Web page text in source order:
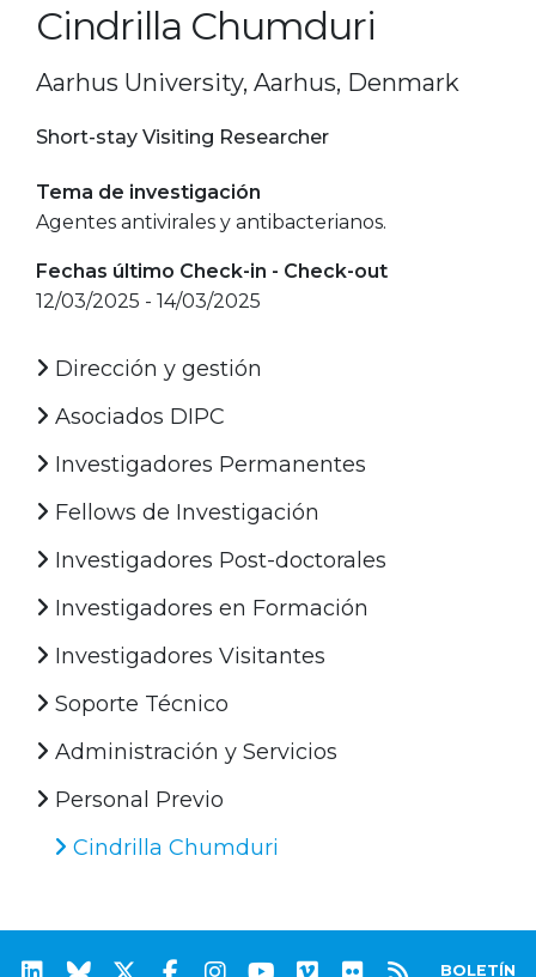
Cindrilla Chumduri
Aarhus University, Aarhus, Denmark
Short-stay Visiting Researcher
Tema de investigación
Agentes antivirales y antibacterianos.
Fechas último Check-in - Check-out
12/03/2025 - 14/03/2025
Dirección y gestión
Asociados DIPC
Investigadores Permanentes
Fellows de Investigación
Investigadores Post-doctorales
Investigadores en Formación
Investigadores Visitantes
Soporte Técnico
Administración y Servicios
Personal Previo
Cindrilla Chumduri
BOLETÍN